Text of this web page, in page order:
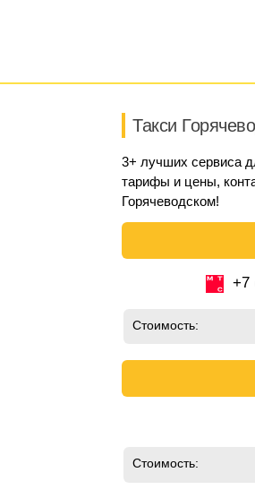
Такси
3+ лучших сервиса
тарифы и цены,
Горячеводском!
+7
Стоимость:
Стоимость: